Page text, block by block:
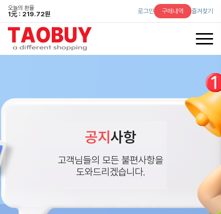
오늘의 환율
1元 : 219.72원 로그인 구매내역 즐겨찾기
공지 사항
고객님들의 모든 불편사항을
도와드리겠습니다.